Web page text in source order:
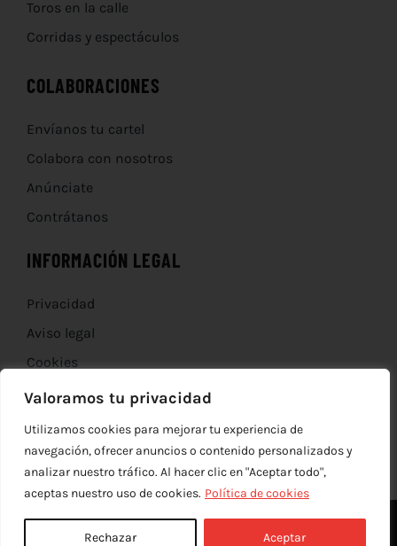
Valoramos tu privacidad
Utilizamos cookies para mejorar tu experiencia de
navegación, ofrecer anuncios o contenido personalizados y
analizar nuestro tráfico. Al hacer clic en "Aceptar todo",
aceptas nuestro uso de cookies. Política de cookies
Rechazar Aceptar
Toros en la calle
Corridas y espectáculos
COLABORACIONES
Envíanos tu cartel
Colabora con nosotros
Anúnciate
Contrátanos
INFORMACIÓN LEGAL
Privacidad
Aviso legal
Cookies
Devoluciones
© Copyright 2012 - 2026 | | Todos los derechos reservados